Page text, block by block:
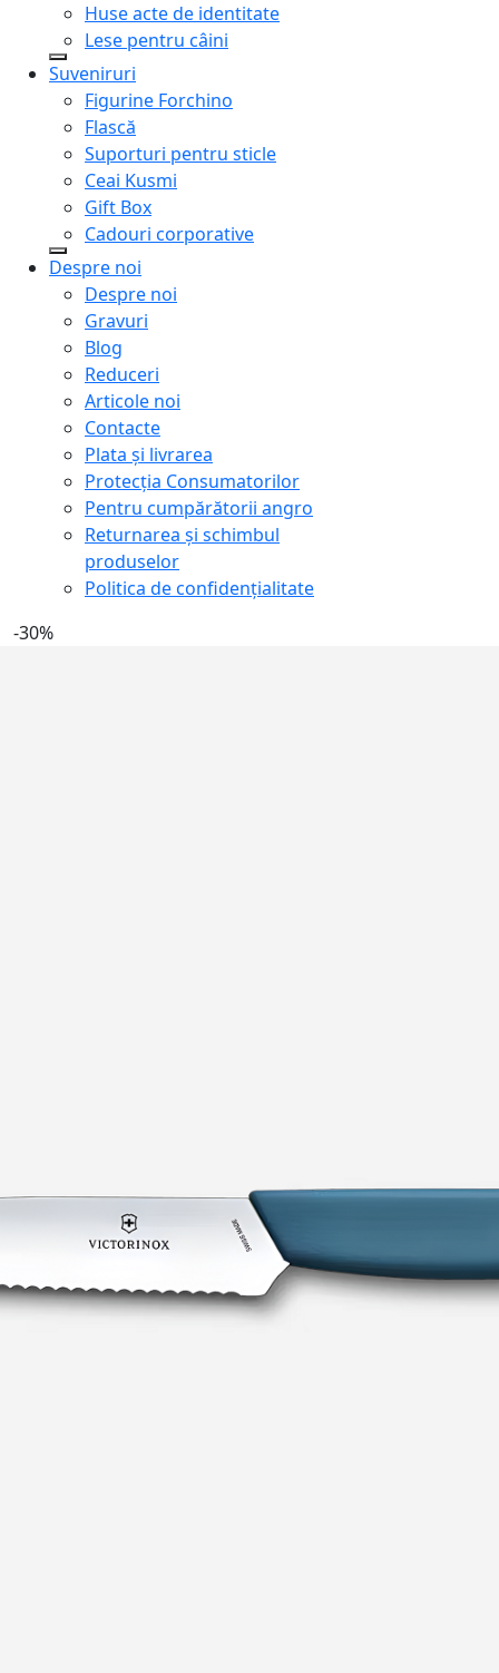
Huse acte de identitate
Lese pentru câini
Suveniruri
Figurine Forchino
Flască
Suporturi pentru sticle
Ceai Kusmi
Gift Box
Cadouri corporative
Despre noi
Despre noi
Gravuri
Blog
Reduceri
Articole noi
Contacte
Plata și livrarea
Protecţia Consumatorilor
Pentru cumpărătorii angro
Returnarea și schimbul
produselor
Politica de confidențialitate
-30%